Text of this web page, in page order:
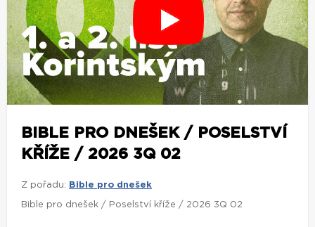
BIBLE PRO DNEŠEK / POSELSTVÍ
KŘÍŽE / 2026 3Q 02
Z pořadu: Bible pro dnešek
Bible pro dnešek / Poselství kříže / 2026 3Q 02